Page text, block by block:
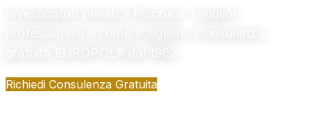
Richiedi Consulenza Gratuita